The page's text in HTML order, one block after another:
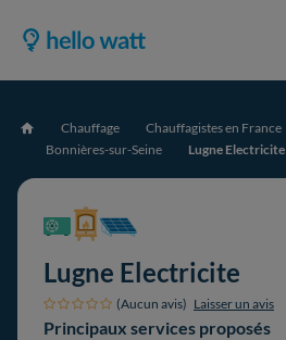
Accueil Chauffage Chauffagistes en France
Bonnières-sur-Seine
Lugne Electricite
Lugne Electricite
(Aucun avis) Laisser un avis
Principaux services proposés